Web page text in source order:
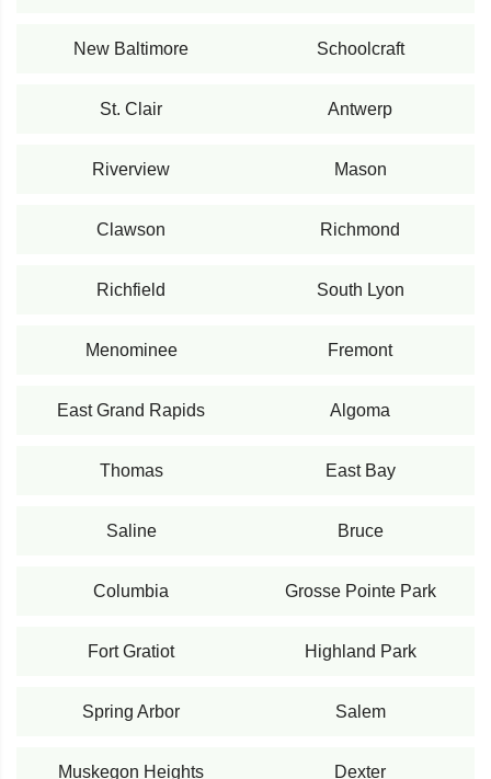
New Baltimore Schoolcraft
St. Clair Antwerp
Riverview Mason
Clawson Richmond
Richfield South Lyon
Menominee Fremont
East Grand Rapids Algoma
Thomas East Bay
Saline Bruce
Columbia Grosse Pointe Park
Fort Gratiot Highland Park
Spring Arbor Salem
Muskegon Heights Dexter